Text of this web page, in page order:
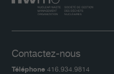
Contactez-nous
Téléphone 416.934.9814